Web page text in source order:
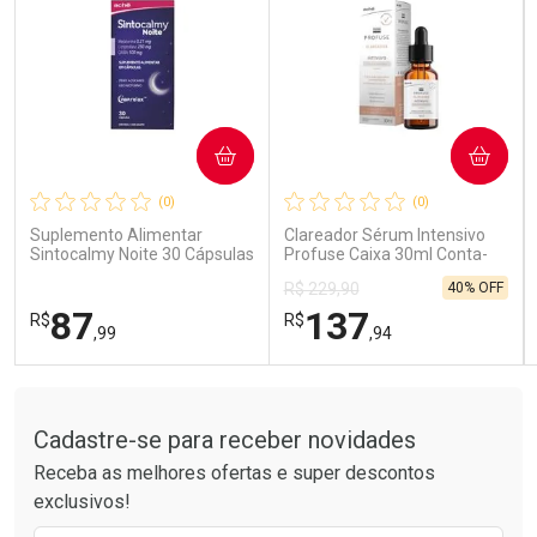
Comprar sem Desconto
Por R$ 189,99/cada
Comprar sem Desconto
Por R$ 189,99/cada
Comprar sem Desconto
Por R$ 26,99/cada
Comprar sem Desconto
Por R$ 26,99/cada
(0)
Suplemento Alimentar
Sintocalmy Noite 30 Cápsulas
R$87,99
COMPRAR
Laboratório
Por Menos
(0)
Clareador Sérum Intensivo
Profuse Caixa 30ml Conta-
R$ 229,90
R$137,94
40% OFF
COMPRAR
Laboratório
Por Menos
Cadastre-se para receber novidades
Receba as melhores ofertas e super descontos
exclusivos!